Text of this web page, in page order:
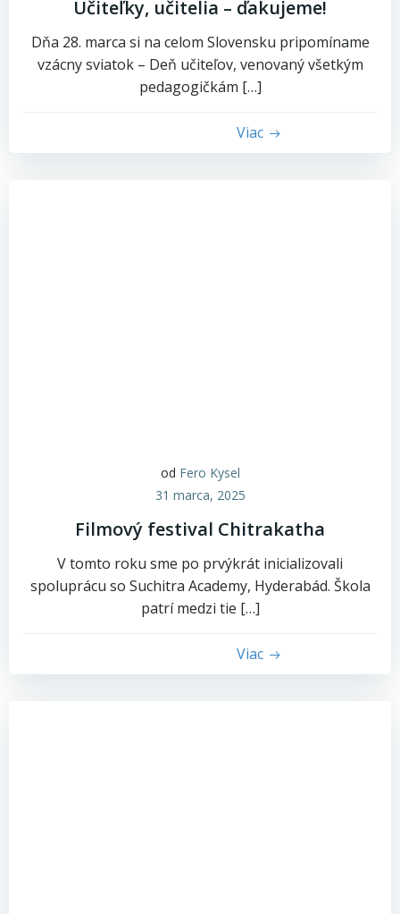
Učiteľky, učitelia – ďakujeme!
Dňa 28. marca si na celom Slovensku pripomíname
vzácny sviatok – Deň učiteľov, venovaný všetkým
pedagogičkám […]
Viac
od Fero Kysel
31 marca, 2025
Filmový festival Chitrakatha
V tomto roku sme po prvýkrát inicializovali
spoluprácu so Suchitra Academy, Hyderabád. Škola
patrí medzi tie […]
Viac